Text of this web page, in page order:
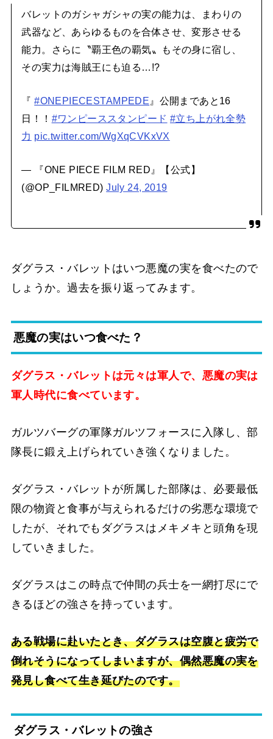
バレットのガシャガシャの実の能力は、まわりの
武器など、あらゆるものを合体させ、変形させる
能力。さらに〝覇王色の覇気〟もその身に宿し、
その実力は海賊王にも迫る…!?
『#ONEPIECESTAMPEDE 』公開まであと16
日！！ #ワンピーススタンピード #立ち上がれ全勢
力 pic.twitter.com/WgXqCVKxVX
— 『ONE PIECE FILM RED』【公式】
(@OP_FILMRED)July 24, 2019
ダグラス・バレットはいつ悪魔の実を食べたので
しょうか。過去を振り返ってみます。
悪魔の実はいつ食べた？
ダグラス・バレットは元々は軍人で、悪魔の実は
軍人時代に食べています。
ガルツバーグの軍隊ガルツフォースに入隊し、部
隊長に鍛え上げられていき強くなりました。
ダグラス・バレットが所属した部隊は、必要最低
限の物資と食事が与えられるだけの劣悪な環境で
したが、それでもダグラスはメキメキと頭角を現
していきました。
ダグラスはこの時点で仲間の兵士を一網打尽にで
きるほどの強さを持っています。
ある戦場に赴いたとき、ダグラスは空腹と疲労で
倒れそうになってしまいますが、偶然悪魔の実を
発見し食べて生き延びたのです。
ダグラス・バレットの強さ